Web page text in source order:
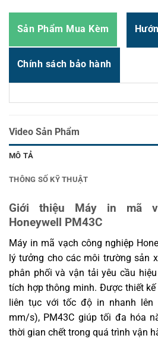
Sản Phẩm Mua Kèm
Chính sách bảo hành
Video Sản Phẩm
MÔ TẢ
THÔNG SỐ KỸ THUẬT
Giới thiệu Máy in mã
Honeywell PM43C
Máy in mã vạch công nghiệp
lý tưởng cho các môi trường sản
phân phối và vận tải yêu cầu
tích hợp thông minh. Được thiết
liên tục với tốc độ in nhanh lên
mm/s), PM43C giúp tối đa hóa
thời gian chết trong quá trình vận